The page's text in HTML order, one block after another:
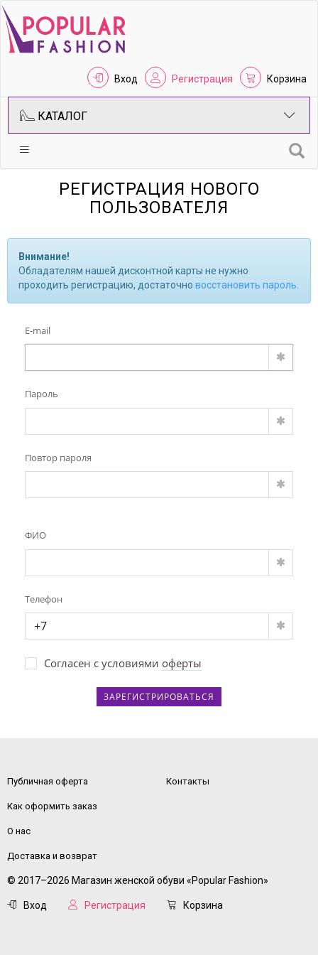
Вход Регистрация Корзина
КАТАЛОГ
РЕГИСТРАЦИЯ НОВОГО
ПОЛЬЗОВАТЕЛЯ
Внимание!
Обладателям нашей дисконтной карты не нужно
проходить регистрацию, достаточно восстановить пароль
E-mail
Пароль
Повтор пароля
ФИО
Телефон
Согласен с условиями оферты
ЗАРЕГИСТРИРОВАТЬСЯ
Публичная оферта
Как оформить заказ
О нас
Доставка и возврат
Контакты
© 2017–2026 Магазин женской обуви «Popular Fashion»
Вход Регистрация Корзина